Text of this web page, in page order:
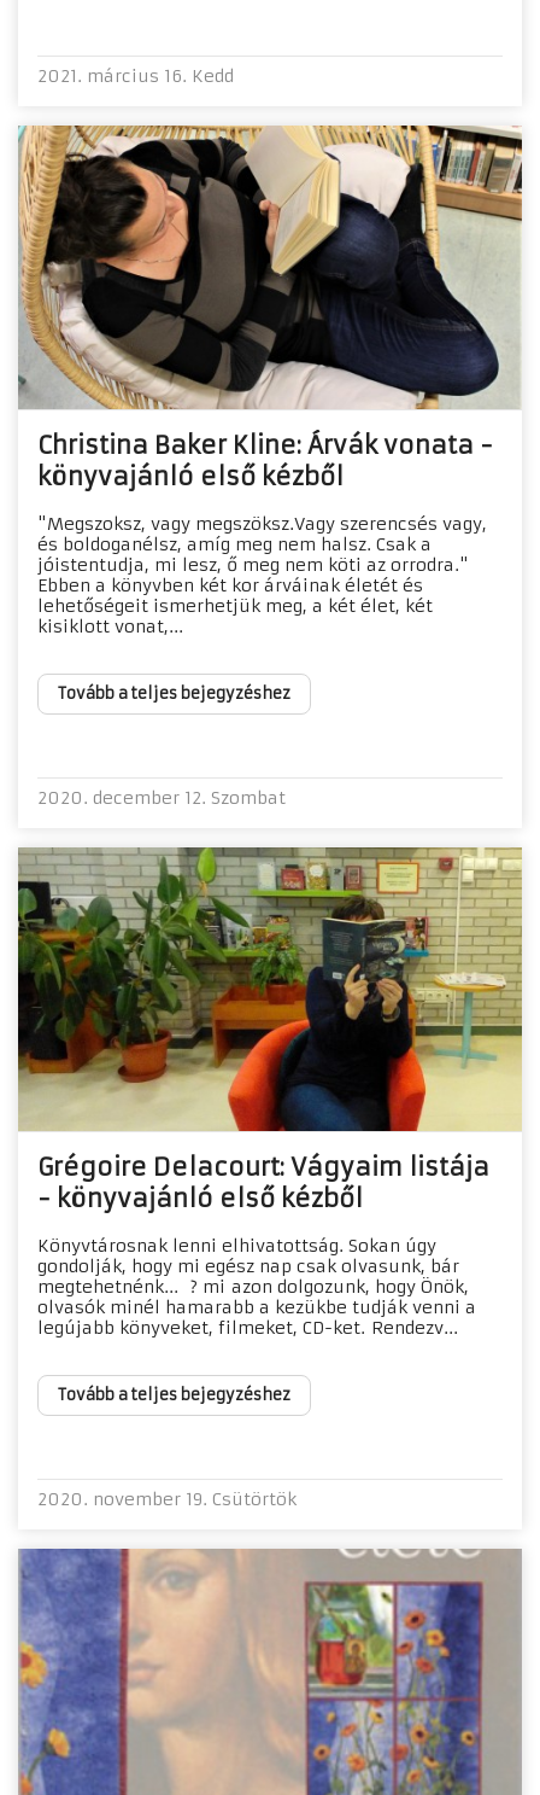
2021. március 16. Kedd
Christina Baker Kline: Árvák vonata -
könyvajánló első kézből
"Megszoksz, vagy megszöksz.Vagy szerencsés vagy,
és boldoganélsz, amíg meg nem halsz. Csak a
jóistentudja, mi lesz, ő meg nem köti az orrodra."
Ebben a könyvben két kor árváinak életét és
lehetőségeit ismerhetjük meg, a két élet, két
kisiklott vonat,...
Tovább a teljes bejegyzéshez
2020. december 12. Szombat
Grégoire Delacourt: Vágyaim listája
- könyvajánló első kézből
Könyvtárosnak lenni elhivatottság. Sokan úgy
gondolják, hogy mi egész nap csak olvasunk, bár
megtehetnénk... ? mi azon dolgozunk, hogy Önök,
olvasók minél hamarabb a kezükbe tudják venni a
legújabb könyveket, filmeket, CD-ket. Rendezv...
Tovább a teljes bejegyzéshez
2020. november 19. Csütörtök